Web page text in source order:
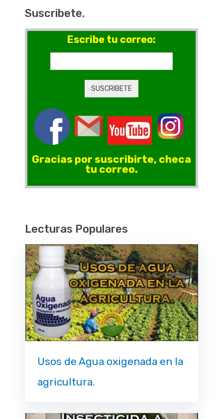
Suscribete.
Escribe tu correo:
Gracias por suscribirte, checa
tu correo.
Lecturas Populares
Usos de Agua oxigenada en la
agricultura.